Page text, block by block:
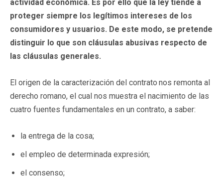
actividad económica. Es por ello que la ley tiende a
proteger siempre los legítimos intereses de los
consumidores y usuarios. De este modo, se pretende
distinguir lo que son cláusulas abusivas respecto de
las cláusulas generales.
El origen de la caracterización del contrato nos remonta al
derecho romano, el cual nos muestra el nacimiento de las
cuatro fuentes fundamentales en un contrato, a saber:
la entrega de la cosa;
el empleo de determinada expresión;
el consenso;